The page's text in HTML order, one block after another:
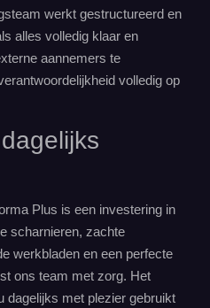
werkt gestructureerd en
alles volledig klaar en
aannemers te
volledig op
Plus is een investering in
scharnieren, zachte
werkbladen en een perfecte
ons team met zorg. Het
dagelijks met plezier gebruikt